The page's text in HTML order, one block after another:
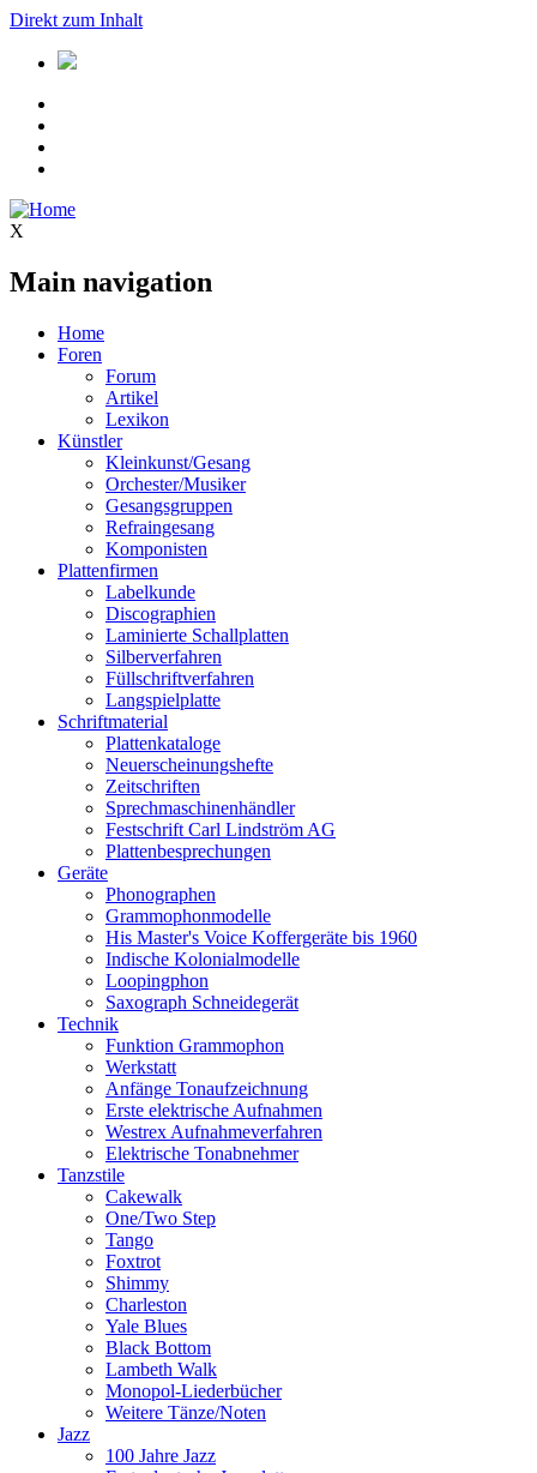
Direkt zum Inhalt
X
Main navigation
Home
Foren
Forum
Artikel
Lexikon
Künstler
Kleinkunst/Gesang
Orchester/Musiker
Gesangsgruppen
Refraingesang
Komponisten
Plattenfirmen
Labelkunde
Discographien
Laminierte Schallplatten
Silberverfahren
Füllschriftverfahren
Langspielplatte
Schriftmaterial
Plattenkataloge
Neuerscheinungshefte
Zeitschriften
Sprechmaschinenhändler
Festschrift Carl Lindström AG
Plattenbesprechungen
Geräte
Phonographen
Grammophonmodelle
His Master's Voice Koffergeräte bis 1960
Indische Kolonialmodelle
Loopingphon
Saxograph Schneidegerät
Technik
Funktion Grammophon
Werkstatt
Anfänge Tonaufzeichnung
Erste elektrische Aufnahmen
Westrex Aufnahmeverfahren
Elektrische Tonabnehmer
Tanzstile
Cakewalk
One/Two Step
Tango
Foxtrot
Shimmy
Charleston
Yale Blues
Black Bottom
Lambeth Walk
Monopol-Liederbücher
Weitere Tänze/Noten
Jazz
100 Jahre Jazz